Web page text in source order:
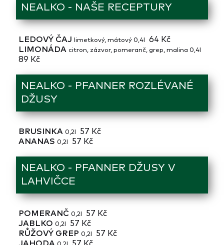
NEALKO - NAŠE RECEPTURY
LEDOVÝ ČAJ limetkový, mátový 0,4l
64 Kč
LIMONÁDA citron, zázvor, pomeranč, grep, malina 0,4l
89 Kč
NEALKO - PFANNER ROZLÉVANÉ
DŽUSY
BRUSINKA 0,2l
57 Kč
ANANAS 0,2l 57 Kč
NEALKO - PFANNER DŽUSY V
LAHVIČCE
POMERANČ 0,2l
57 Kč
JABLKO 0,2l
57 Kč
RŮŽOVÝ GREP 0,2l
57 Kč